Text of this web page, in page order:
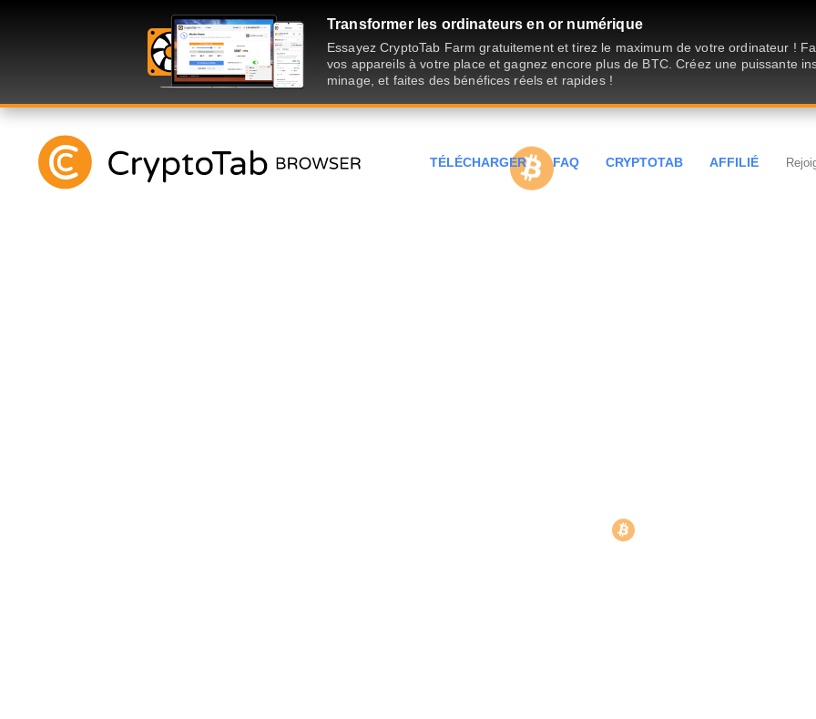
Transformer les ordinateurs en or numérique
Essayez CryptoTab Farm gratuitement et tirez le maximum de votre ordinateur !
vos appareils à votre place et gagnez encore plus de BTC. Créez une puissante
minage, et faites des bénéfices réels et rapides !
TÉLÉCHARGER FAQ CRYPTOTAB AFFILIÉ